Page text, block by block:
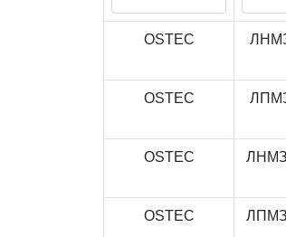
OSTEC
OSTEC
OSTEC
OSTEC